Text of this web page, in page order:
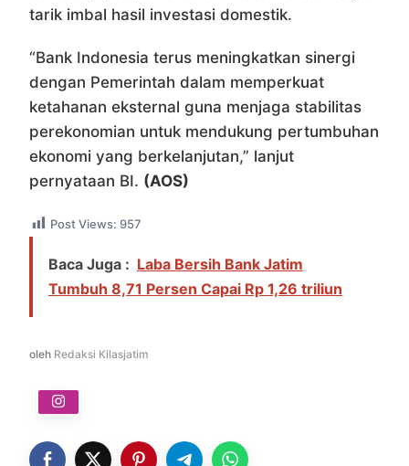
tarik imbal hasil investasi domestik.
“Bank Indonesia terus meningkatkan sinergi
dengan Pemerintah dalam memperkuat
ketahanan eksternal guna menjaga stabilitas
perekonomian untuk mendukung pertumbuhan
ekonomi yang berkelanjutan,” lanjut
pernyataan BI. (AOS)
Post Views: 957
Baca Juga : Laba Bersih Bank Jatim
Tumbuh 8,71 Persen Capai Rp 1,26 triliun
oleh Redaksi Kilasjatim